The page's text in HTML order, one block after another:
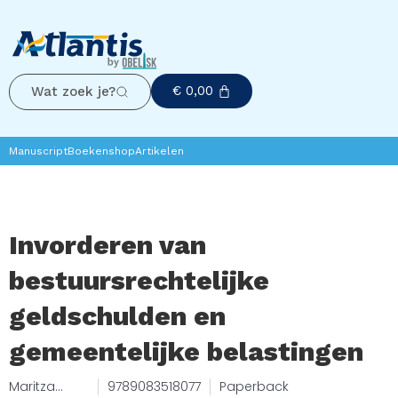
Wat zoek je? € 0,00
ManuscriptBoekenshopArtikelen
Invorderen van
bestuursrechtelijke
geldschulden en
gemeentelijke belastingen
Maritza
9789083518077 Paperback